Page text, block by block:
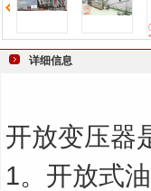
详细信息
开放变压器
1。开放式